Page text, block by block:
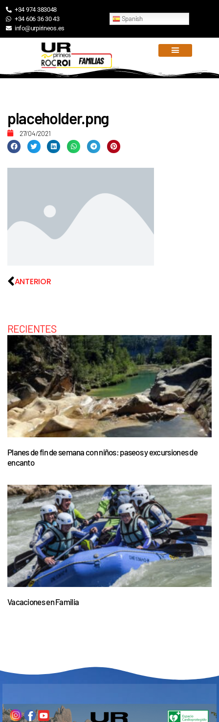
+34 974 383048
+34 606 36 30 43
info@urpirineos.es
Spanish
placeholder.png
27/04/2021
ANTERIOR
RECIENTES
Planes de fin de semana con niños: paseos y excursiones de
encanto
Vacaciones en Familia